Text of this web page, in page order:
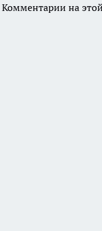
Комментарии на